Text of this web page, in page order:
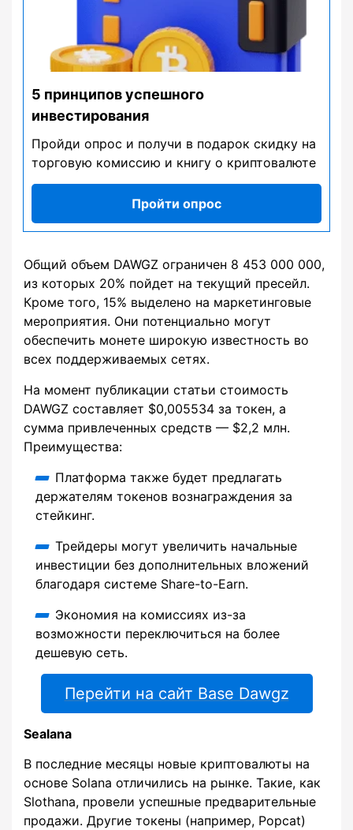
5 принципов успешного
инвестирования
Пройди опрос и получи в подарок скидку на
торговую комиссию и книгу о криптовалюте
Пройти опрос
Общий объем DAWGZ ограничен 8 453 000 000,
из которых 20% пойдет на текущий пресейл.
Кроме того, 15% выделено на маркетинговые
мероприятия. Они потенциально могут
обеспечить монете широкую известность во
всех поддерживаемых сетях.
На момент публикации статьи стоимость
DAWGZ составляет $0,005534 за токен, а
сумма привлеченных средств — $2,2 млн.
Преимущества:
Платформа также будет предлагать
держателям токенов вознаграждения за
стейкинг.
Трейдеры могут увеличить начальные
инвестиции без дополнительных вложений
благодаря системе Share-to-Earn.
Экономия на комиссиях из-за
возможности переключиться на более
дешевую сеть.
Перейти на сайт Base Dawgz
Sealana
В последние месяцы новые криптовалюты на
основе Solana отличились на рынке. Такие, как
Slothana, провели успешные предварительные
продажи. Другие токены (например, Popcat)